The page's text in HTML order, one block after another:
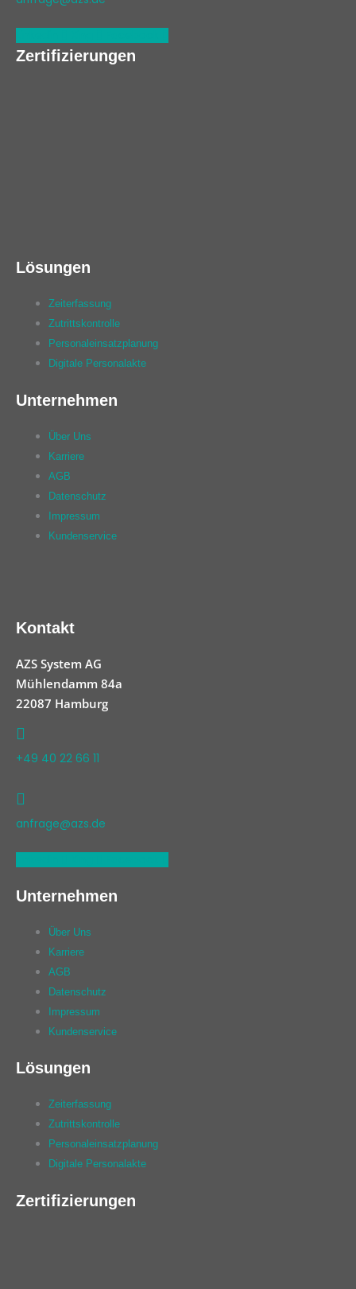
Zertifizierungen
Lösungen
Zeiterfassung
Zutrittskontrolle
Personaleinsatzplanung
Digitale Personalakte
Unternehmen
Über Uns
Karriere
AGB
Datenschutz
Impressum
Kundenservice
Kontakt
AZS System AG
Mühlendamm 84a
22087 Hamburg
+49 40 22 66 11
anfrage@azs.de
Unternehmen
Über Uns
Karriere
AGB
Datenschutz
Impressum
Kundenservice
Lösungen
Zeiterfassung
Zutrittskontrolle
Personaleinsatzplanung
Digitale Personalakte
Zertifizierungen